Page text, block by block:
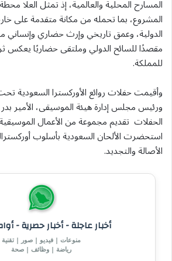
المسارح المحلية والعالمية، إذ تمثل العلا
المشروع، بما تحمله من مكانة متقدمة على
الدولية، وعمق تاريخي وإرث حضاري وإنساني
مقصدًا للسائح الدولي وملتقى حضاريًا يعكس
للمملكة.
وأقيمت حفلات روائع الأوركسترا السعودية
ورئيس مجلس إدارة هيئة الموسيقى، الأمير
الحفلات تقديم مجموعة من الأعمال
استحضرت الألحان السعودية بأسلوب
الأصالة والتجديد.
أخبار عاجلة - أخبار حصرية -
منوعات | فيديو | صور | تقنية
رياضة | وظائف | صحة